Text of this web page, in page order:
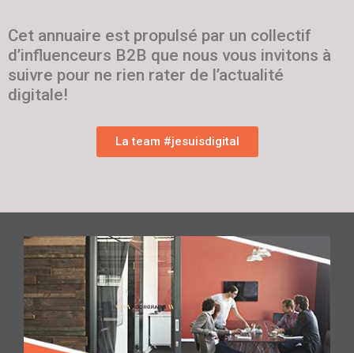
Cet annuaire est propulsé par un collectif
d’influenceurs B2B que nous vous invitons à
suivre pour ne rien rater de l’actualité
digitale!
La team #jesuisdigital